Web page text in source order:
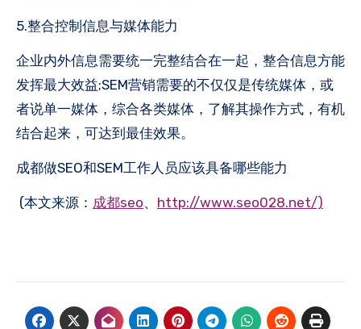
5.整合控制信息与媒体能力
企业内外信息需要统一完整结合在一起，整合信息方能
发挥最大效益;SEM营销需要的不仅仅是传统媒体，或
者说单一媒体，综合各类媒体，了解其操作方式，有机
结合起来，可达到最佳效果。
成都做SEO和SEM工作人员应该具备哪些能力
(本文来源： 成都seo、 http://www.seo028.net/)